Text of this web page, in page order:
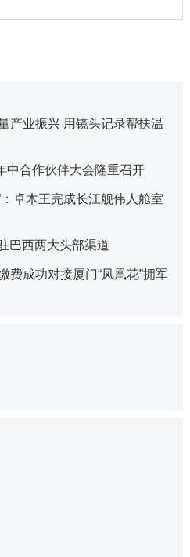
产业振兴 用镜头记录帮扶温
中合作伙伴大会隆重召开
：卓木王完成长江舰伟人舱室
巴西两大头部渠道
费成功对接厦门“凤凰花”拥军